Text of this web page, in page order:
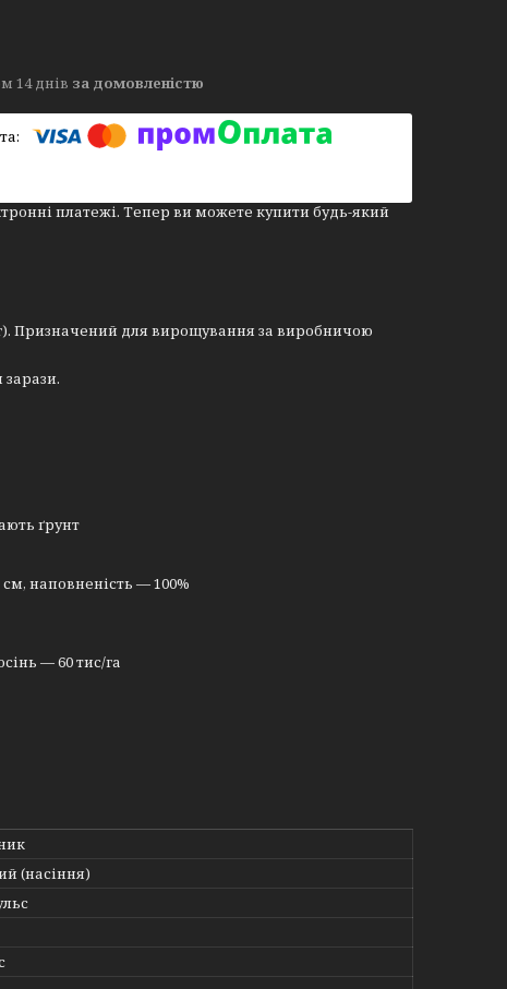
14 днів за домовленістю
платежі. Тепер ви можете купити будь-який
Призначений для вирощування за виробничою
ґрунт
наповненість — 100%
— 60 тис/га
(насіння)